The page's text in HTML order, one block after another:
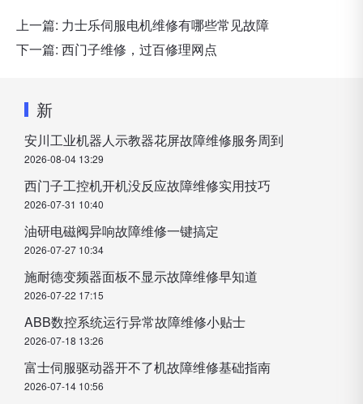
上一篇: 力士乐伺服电机维修有哪些常见故障
下一篇: 西门子维修，过百修理网点
新
安川工业机器人示教器花屏故障维修服务周到
2026-08-04 13:29
西门子工控机开机没反应故障维修实用技巧
2026-07-31 10:40
油研电磁阀异响故障维修一键搞定
2026-07-27 10:34
施耐德变频器面板不显示故障维修早知道
2026-07-22 17:15
ABB数控系统运行异常故障维修小贴士
2026-07-18 13:26
富士伺服驱动器开不了机故障维修基础指南
2026-07-14 10:56